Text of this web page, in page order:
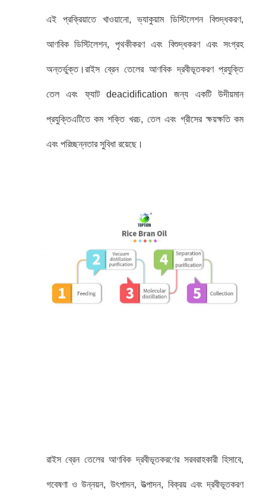
এই প্রক্রিয়াতে খাওয়ানো, ভ্যাকুয়াম ডিস্টিলেশন বিশুদ্ধকরণ,
আণবিক ডিস্টিলেশন, পৃথকীকরণ এবং বিশুদ্ধকরণ এবং সংগ্রহ
অন্তর্ভুক্ত।রাইস ব্রেন তেলের আণবিক দ্রবীভূতকরণ প্রযুক্তি
তেল এবং ফ্যাট deacidification জন্য একটি উদীয়মান
প্রযুক্তিএটিতে কম শক্তি খরচ, তেল এবং গ্রীসের ক্ষয়ক্ষতি কম
এবং পরিচ্ছন্নতার সুবিধা রয়েছে।
রাইস ব্রেন তেলের আণবিক দ্রবীভূতকরণের সরবরাহকারী হিসাবে,
গবেষণা ও উন্নয়ন, উৎপাদন, উত্পাদন, বিক্রয় এবং দ্রবীভূতকরণ